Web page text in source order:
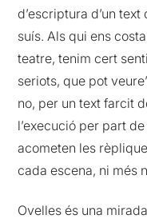
d’escriptura d’un
suís. Als qui ens
teatre, tenim cert
seriots, que pot
no, per un text farcit
l’execució per part
acometen les
cada escena, ni més
Ovelles és una